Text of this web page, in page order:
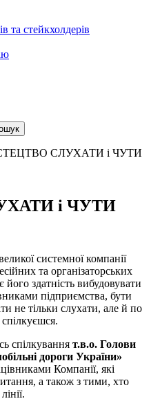
та стейкхолдерів
СЛУХАТИ і ЧУТИ
і ЧУТИ
системної компанії
та організаторських
здатність вибудовувати
підприємства, бути
не тільки слухати, але й по
спілкування т.в.о. Голови
дороги України»
Компанії, які
а також з тими, хто